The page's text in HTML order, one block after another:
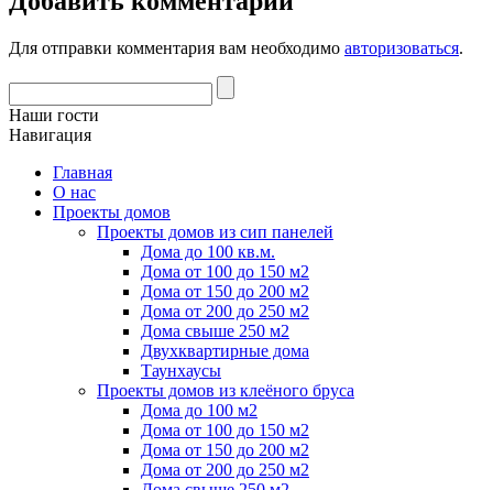
Для отправки комментария вам необходимо авторизоваться.
Наши гости
Навигация
Главная
О нас
Проекты домов
Проекты домов из сип панелей
Дома до 100 кв.м.
Дома от 100 до 150 м2
Дома от 150 до 200 м2
Дома от 200 до 250 м2
Дома свыше 250 м2
Двухквартирные дома
Таунхаусы
Проекты домов из клеёного бруса
Дома до 100 м2
Дома от 100 до 150 м2
Дома от 150 до 200 м2
Дома от 200 до 250 м2